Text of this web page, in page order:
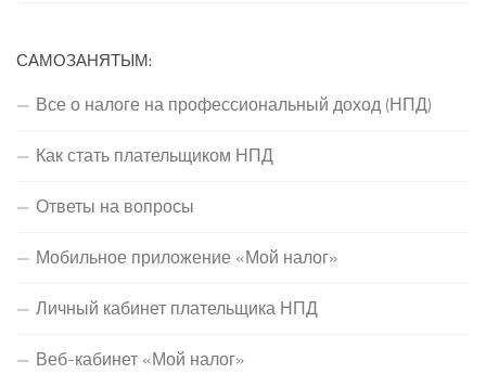
САМОЗАНЯТЫМ:
Все о налоге на профессиональный доход (НПД)
Как стать плательщиком НПД
Ответы на вопросы
Мобильное приложение «Мой налог»
Личный кабинет плательщика НПД
Веб-кабинет «Мой налог»